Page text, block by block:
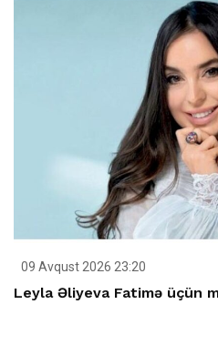
09 Avqust 2026 23:20
Leyla Əliyeva Fatimə üçün